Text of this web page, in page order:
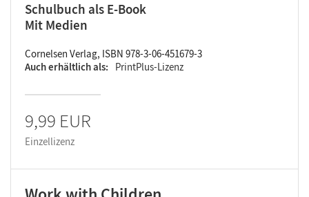
Schulbuch als E-Book
Mit Medien
Cornelsen Verlag, ISBN 978-3-06-451679-3
Auch erhältlich als
PrintPlus-Lizenz
9,99 EUR
Einzellizenz